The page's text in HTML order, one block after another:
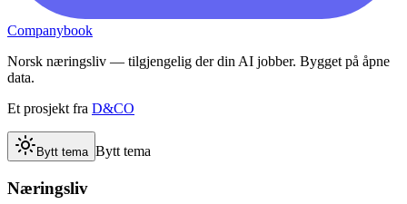
Companybook
Norsk næringsliv — tilgjengelig der din AI jobber. Bygget på åpne
data.
Et prosjekt fra D&CO
Bytt tema Bytt tema
Næringsliv